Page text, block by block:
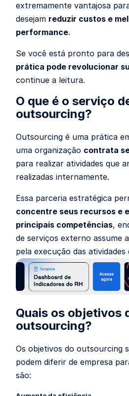
extremamente vantajosa
desejam reduzir custos e
performance.
Se você está pronto para
prática pode revolucionar
continue a leitura.
O que é o serviço
outsourcing?
Outsourcing é uma prática
uma organização contrata
para realizar atividades que
realizadas internamente.
Essa parceria estratégica
concentre seus recursos e
principais competências,
de serviços externo assume
pela execução das atividades
Quais os objetivos
outsourcing?
Os objetivos do outsourcing
podem diferir de empresa
são: